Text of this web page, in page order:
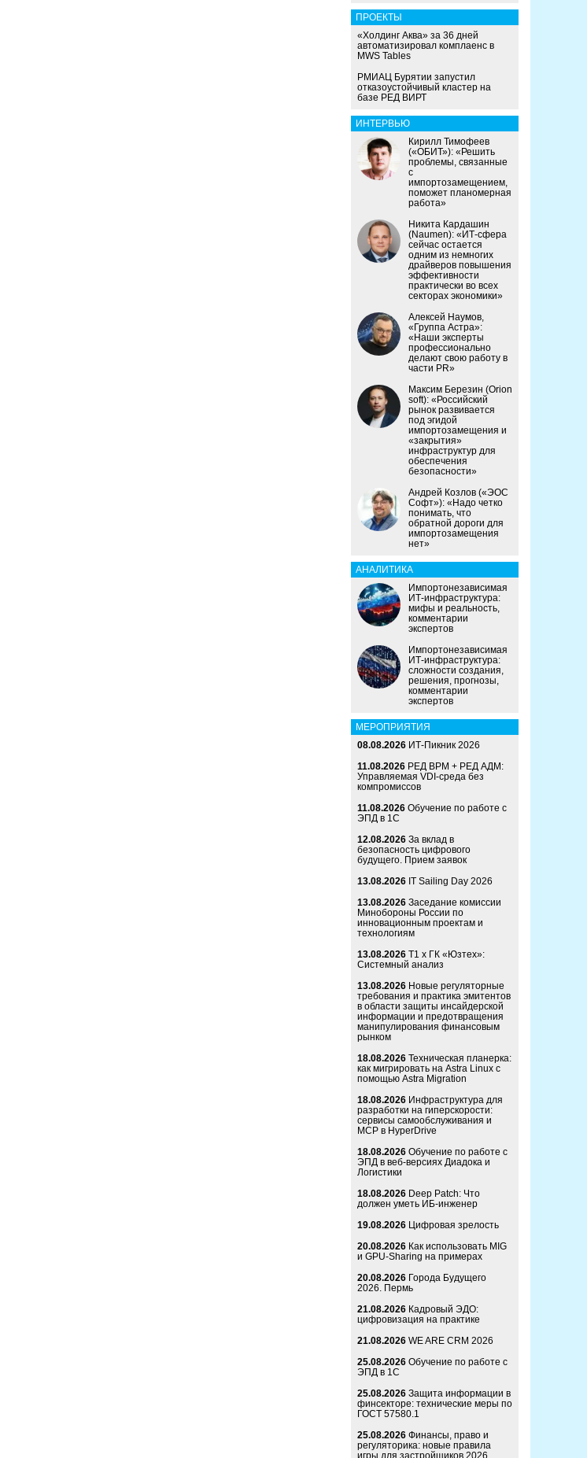
ПРОЕКТЫ
«Холдинг Аква» за 36 дней
автоматизировал комплаенс в
MWS Tables
РМИАЦ Бурятии запустил
отказоустойчивый кластер на
базе РЕД ВИРТ
ИНТЕРВЬЮ
Кирилл Тимофеев
(«ОБИТ»): «Решить
проблемы, связанные
с
импортозамещением,
поможет планомерная
работа»
Никита Кардашин
(Naumen): «ИТ-сфера
сейчас остается
одним из немногих
драйверов повышения
эффективности
практически во всех
секторах экономики»
Алексей Наумов,
«Группа Астра»:
«Наши эксперты
профессионально
делают свою работу в
части PR»
Максим Березин (Orion
soft): «Российский
рынок развивается
под эгидой
импортозамещения и
«закрытия»
инфраструктур для
обеспечения
безопасности»
Андрей Козлов («ЭОС
Софт»): «Надо четко
понимать, что
обратной дороги для
импортозамещения
нет»
АНАЛИТИКА
Импортонезависимая
ИТ-инфраструктура:
мифы и реальность,
комментарии
экспертов
Импортонезависимая
ИТ-инфраструктура:
сложности создания,
решения, прогнозы,
комментарии
экспертов
МЕРОПРИЯТИЯ
08.08.2026 ИТ-Пикник 2026
11.08.2026 РЕД ВРМ + РЕД АДМ:
Управляемая VDI-среда без
компромиссов
11.08.2026 Обучение по работе с
ЭПД в 1С
12.08.2026 За вклад в
безопасность цифрового
будущего. Прием заявок
13.08.2026 IT Sailing Day 2026
13.08.2026 Заседание комиссии
Минобороны России по
инновационным проектам и
технологиям
13.08.2026 Т1 x ГК «Юзтех»:
Системный анализ
13.08.2026 Новые регуляторные
требования и практика эмитентов
в области защиты инсайдерской
информации и предотвращения
манипулирования финансовым
рынком
18.08.2026 Техническая планерка:
как мигрировать на Astra Linux с
помощью Astra Migration
18.08.2026 Инфраструктура для
разработки на гиперскорости:
сервисы самообслуживания и
MCP в HyperDrive
18.08.2026 Обучение по работе с
ЭПД в веб-версиях Диадока и
Логистики
18.08.2026 Deep Patch: Что
должен уметь ИБ-инженер
19.08.2026 Цифровая зрелость
20.08.2026 Как использовать MIG
и GPU-Sharing на примерах
20.08.2026 Города Будущего
2026. Пермь
21.08.2026 Кадровый ЭДО:
цифровизация на практике
21.08.2026 WE ARE CRM 2026
25.08.2026 Обучение по работе с
ЭПД в 1С
25.08.2026 Защита информации в
финсекторе: технические меры по
ГОСТ 57580.1
25.08.2026 Финансы, право и
регуляторика: новые правила